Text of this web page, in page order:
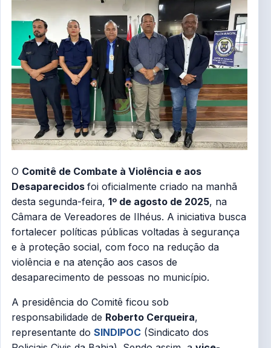
O Comitê de Combate à Violência e aos
Desaparecidosfoi oficialmente criado na manhã
desta segunda-feira,1º de agosto de 2025, na
Câmara de Vereadores de Ilhéus. A iniciativa busca
fortalecer políticas públicas voltadas à segurança
e à proteção social, com foco na redução da
violência e na atenção aos casos de
desaparecimento de pessoas no município.
A presidência do Comitê ficou sob
responsabilidade de Roberto Cerqueira,
representante doSINDIPOC (Sindicato dos